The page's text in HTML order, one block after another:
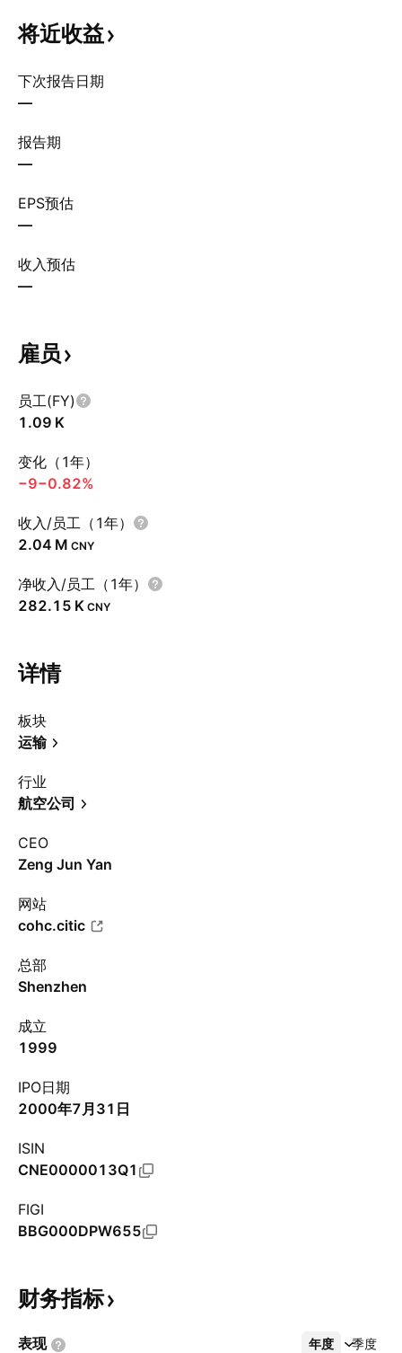
将近收益
下次报告日期
—
报告期
—
EPS预估
—
收入预估
—
雇员
员工(FY)
‪1.09 K‬
变化（1年）
−9−0.82%
收入/员工（1年）
‪2.04 M‬ CNY
净收入/员工（1年）
‪282.15 K‬ CNY
详情
板块
运输
行业
航空公司
CEO
Zeng Jun Yan
网站
cohc.citic
总部
Shenzhen
成立
1999
IPO日期
2000年7月31日
ISIN
CNE0000013Q1
FIGI
BBG000DPW655
财务指标
表现 年度 季度
更多